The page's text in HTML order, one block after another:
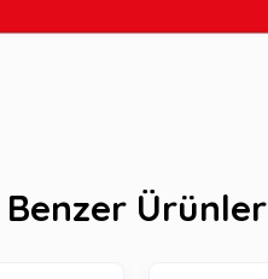
Benzer Ürünler